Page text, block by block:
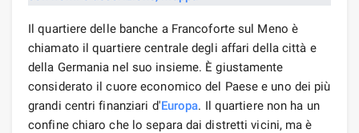
Il quartiere delle banche a Francoforte sul Meno è
chiamato il quartiere centrale degli affari della città e
della Germania nel suo insieme. È giustamente
considerato il cuore economico del Paese e uno dei più
grandi centri finanziari d'Europa. Il quartiere non ha un
confine chiaro che lo separa dai distretti vicini, ma è